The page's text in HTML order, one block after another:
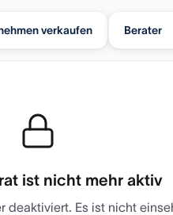
verkaufen Berater
ist nicht mehr aktiv
Es ist nicht